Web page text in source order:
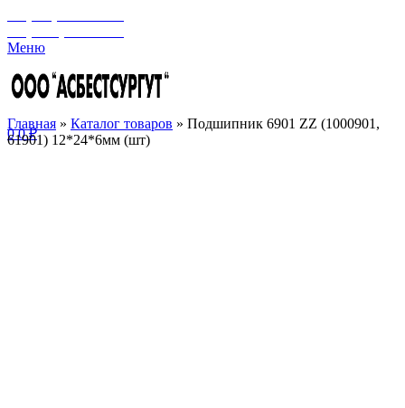
Меню
00₽
Главная » Каталог товаров » Подшипник 6901 ZZ (1000901,
61901) 12*24*6мм (шт)